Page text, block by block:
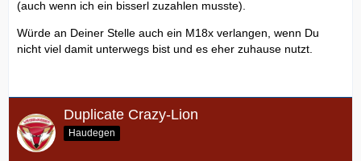
(auch wenn ich ein bisserl zuzahlen musste).
Würde an Deiner Stelle auch ein M18x verlangen, wenn Du
nicht viel damit unterwegs bist und es eher zuhause nutzt.
Duplicate Crazy-Lion
Haudegen